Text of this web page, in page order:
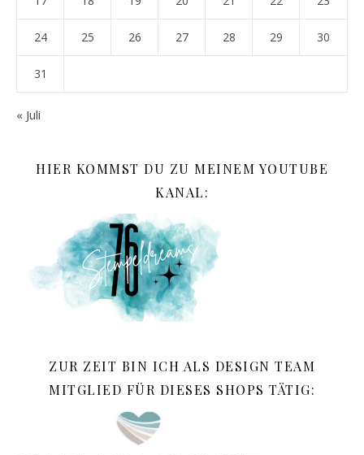
24 25 26 27 28 29 30
31
« Juli
HIER KOMMST DU ZU MEINEM YOUTUBE
KANAL:
ZUR ZEIT BIN ICH ALS DESIGN TEAM
MITGLIED FÜR DIESES SHOPS TÄTIG: